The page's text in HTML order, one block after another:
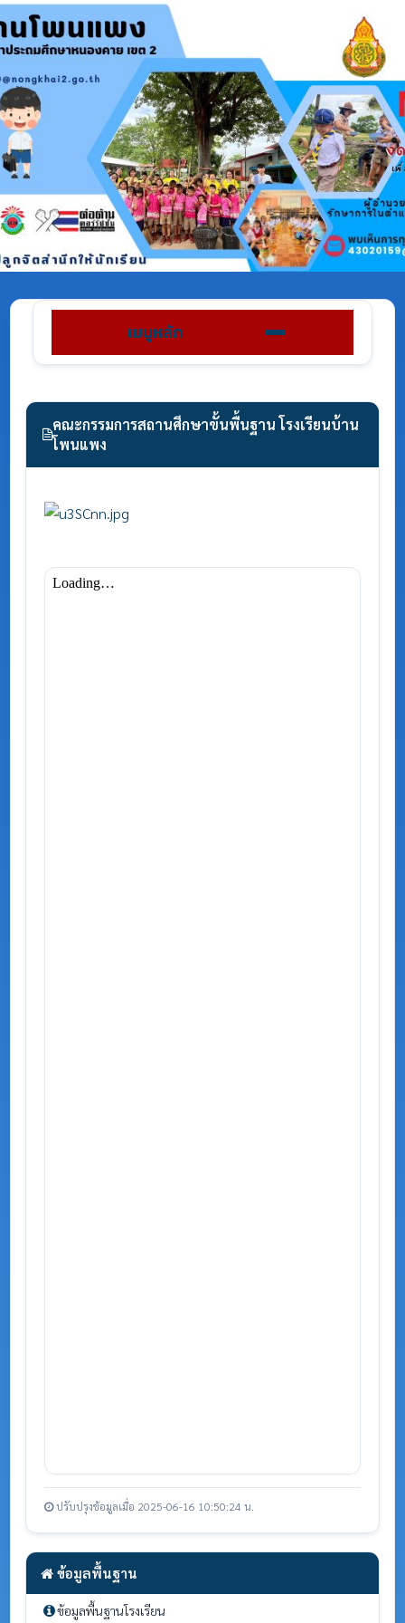
เมนูหลัก
ข้อมูลพื้นฐาน
ข้อมูลพื้นฐานโรงเรียน
คณะกรรมการสถานศึกษาขั้นพื้นฐาน โรงเรียนบ้าน
โพนแพง
ปรับปรุงข้อมูลเมื่อ 2025-06-16 10:50:24 น.